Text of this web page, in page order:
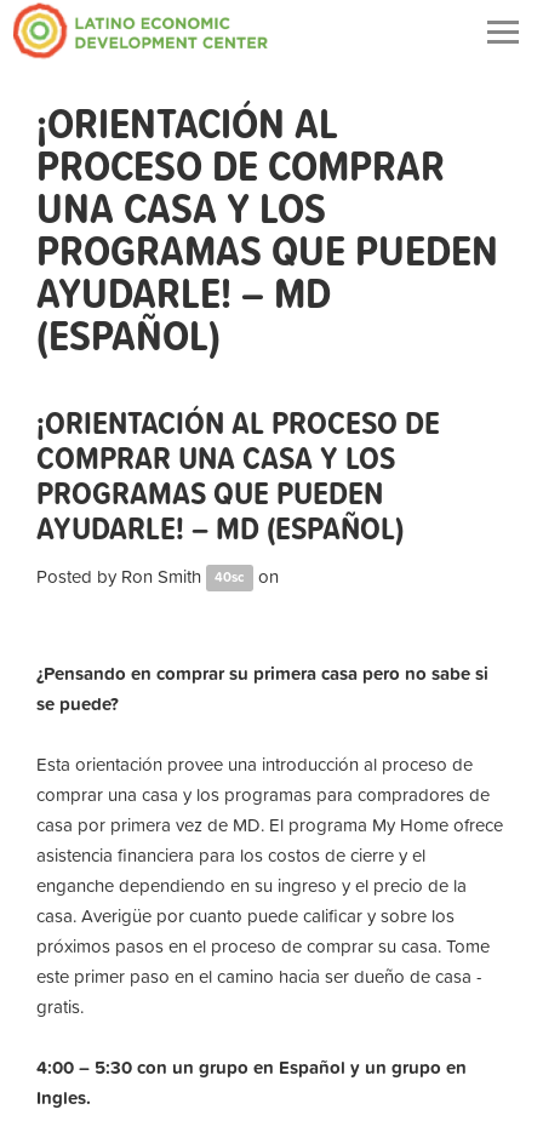
¡ORIENTACIÓN AL
PROCESO DE COMPRAR
UNA CASA Y LOS
PROGRAMAS QUE PUEDEN
AYUDARLE! – MD
(ESPAÑOL)
¡ORIENTACIÓN AL PROCESO DE
COMPRAR UNA CASA Y LOS
PROGRAMAS QUE PUEDEN
AYUDARLE! – MD (ESPAÑOL)
Posted by Ron Smith 40sc on
¿Pensando en comprar su primera casa pero no sabe si
se puede?
Esta orientación provee una introducción al proceso de
comprar una casa y los programas para compradores de
casa por primera vez de MD. El programa My Home ofrece
asistencia financiera para los costos de cierre y el
enganche dependiendo en su ingreso y el precio de la
casa. Averigüe por cuanto puede calificar y sobre los
próximos pasos en el proceso de comprar su casa. Tome
este primer paso en el camino hacia ser dueño de casa -
gratis.
4:00 – 5:30 con un grupo en Español y un grupo en
Ingles.